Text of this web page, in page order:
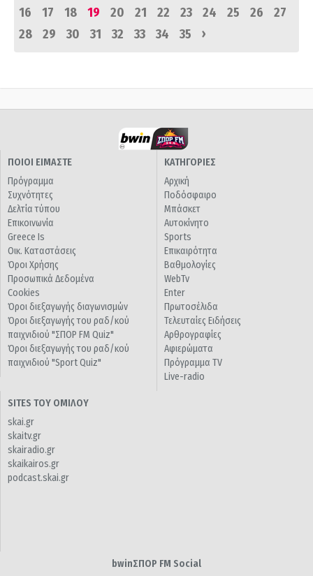
16
17 18 19 20 21 22 23 24 25 26
27
28
29 30 31 32 33 34 35 ›
ΠΟΙΟΙ ΕΙΜΑΣΤΕ
Πρόγραμμα
Συχνότητες
Δελτία τύπου
Επικοινωνία
Greece Is
Οικ. Καταστάσεις
Όροι Χρήσης
Προσωπικά Δεδομένα
Cookies
Όροι διεξαγωγής διαγωνισμών
Όροι διεξαγωγής του ραδ/κού
παιχνιδιού "ΣΠΟΡ FM Quiz"
Όροι διεξαγωγής του ραδ/κού
παιχνιδιού "Sport Quiz"
ΚΑΤΗΓΟΡΙΕΣ
Αρχική
Ποδόσφαιρο
Μπάσκετ
Αυτοκίνητο
Sports
Επικαιρότητα
Βαθμολογίες
WebTv
Enter
Πρωτοσέλιδα
Τελευταίες Ειδήσεις
Αρθρογραφίες
Αφιερώματα
Πρόγραμμα TV
Live-radio
SITES ΤΟΥ ΟΜΙΛΟΥ
skai.gr
skaitv.gr
skairadio.gr
skaikairos.gr
podcast.skai.gr
bwinΣΠΟΡ FM Social